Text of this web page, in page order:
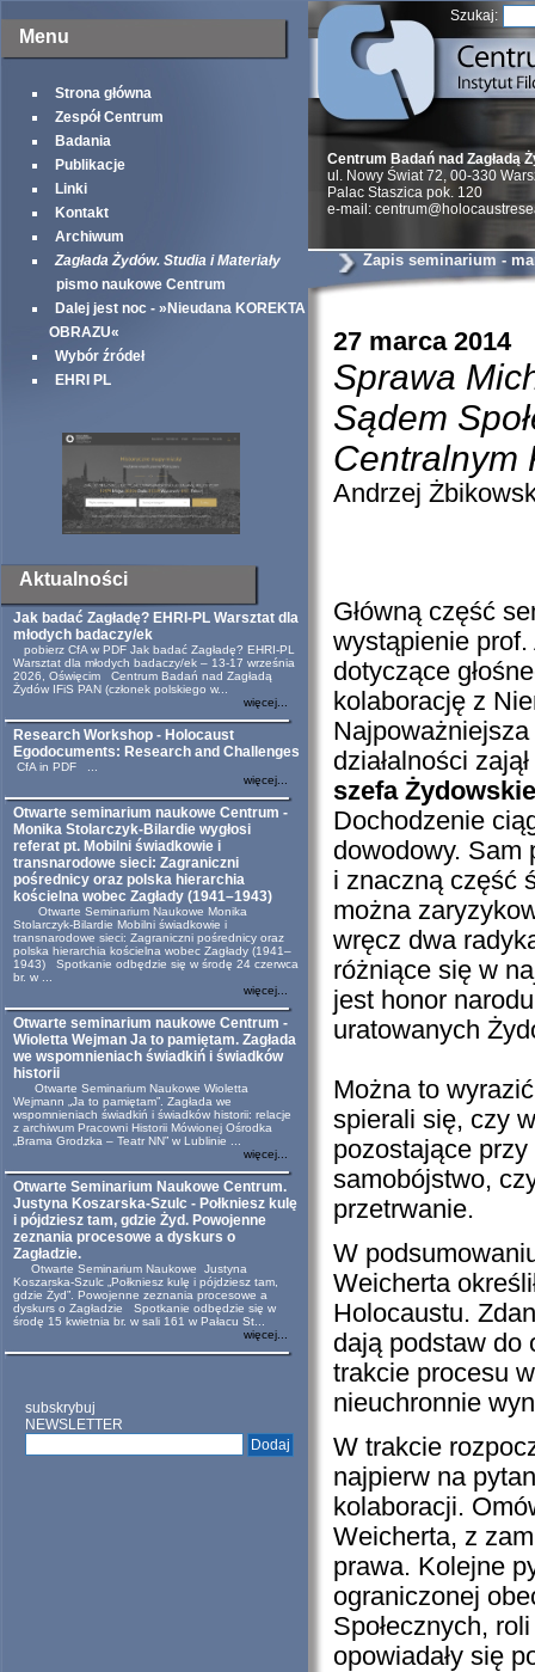
Menu
Strona główna
Zespół Centrum
Badania
Publikacje
Linki
Kontakt
Archiwum
Zagłada Żydów. Studia i Materiały
pismo naukowe Centrum
Dalej jest noc - »Nieudana KOREKTA
OBRAZU«
Wybór źródeł
EHRI PL
Aktualności
Jak badać Zagładę? EHRI-PL Warsztat dla
młodych badaczy/ek
pobierz CfA w PDF Jak badać Zagładę? EHRI-PL
Warsztat dla młodych badaczy/ek – 13-17 września
2026, Oświęcim Centrum Badań nad Zagładą
Żydów IFiS PAN (członek polskiego w...
więcej...
Research Workshop - Holocaust
Egodocuments: Research and Challenges
CfA in PDF ...
więcej...
Otwarte seminarium naukowe Centrum -
Monika Stolarczyk-Bilardie wygłosi
referat pt. Mobilni świadkowie i
transnarodowe sieci: Zagraniczni
pośrednicy oraz polska hierarchia
kościelna wobec Zagłady (1941–1943)
Otwarte Seminarium Naukowe Monika
Stolarczyk-Bilardie Mobilni świadkowie i
transnarodowe sieci: Zagraniczni pośrednicy oraz
polska hierarchia kościelna wobec Zagłady (1941–
1943) Spotkanie odbędzie się w środę 24 czerwca
br. w ...
więcej...
Otwarte seminarium naukowe Centrum -
Wioletta Wejman Ja to pamiętam. Zagłada
we wspomnieniach świadkiń i świadków
historii
Otwarte Seminarium Naukowe Wioletta
Wejmann „Ja to pamiętam”. Zagłada we
wspomnieniach świadkiń i świadków historii: relacje
z archiwum Pracowni Historii Mówionej Ośrodka
„Brama Grodzka – Teatr NN” w Lublinie ...
więcej...
Otwarte Seminarium Naukowe Centrum.
Justyna Koszarska-Szulc - Połkniesz kulę
i pójdziesz tam, gdzie Żyd. Powojenne
zeznania procesowe a dyskurs o
Zagładzie.
Otwarte Seminarium Naukowe Justyna
Koszarska-Szulc „Połkniesz kulę i pójdziesz tam,
gdzie Żyd”. Powojenne zeznania procesowe a
dyskurs o Zagładzie Spotkanie odbędzie się w
środę 15 kwietnia br. w sali 161 w Pałacu St...
więcej...
subskrybuj
NEWSLETTER
Szukaj:
Centrum Badań nad Zagładą
ul. Nowy Świat 72, 00-330
Palac Staszica pok. 120
e-mail:
Zapis seminarium -
27 marca 2014
Sprawa
Sądem
Centralnym
Andrzej
Główną część
wystąpienie
dotyczące
kolaborację z
działalności
szefa
Dochodzenie
dowodowy. Sam
i znaczną część
można
wręcz dwa
różniące się w
jest honor
uratowanych
Można to
spierali się, czy
pozostające
samobójstwo,
przetrwanie.
W
Weicherta
Holocaustu.
dają podstaw do
trakcie procesu
nieuchronnie
W trakcie
najpierw na
kolaboracji.
Weicherta, z
prawa. Kolejne
ograniczonej
Społecznych,
opowiadały się